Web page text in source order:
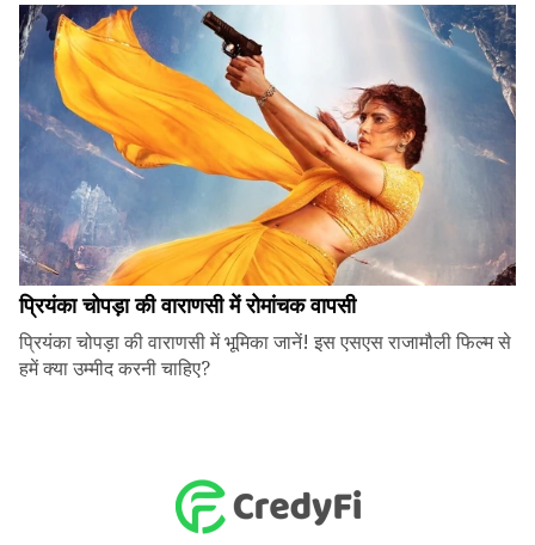
प्रियंका चोपड़ा की वाराणसी में रोमांचक वापसी
प्रियंका चोपड़ा की वाराणसी में भूमिका जानें! इस एसएस राजामौली फिल्म से
हमें क्या उम्मीद करनी चाहिए?